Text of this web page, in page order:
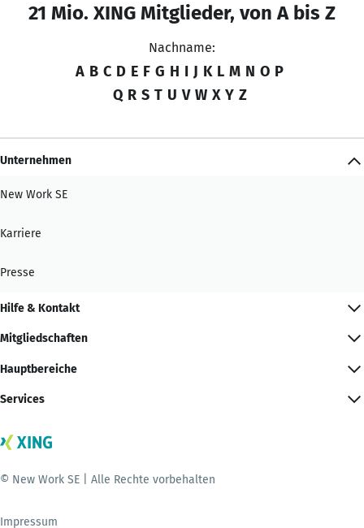
21 Mio. XING Mitglieder, von A bis Z
Nachname:
A B C D E F G H I J K L M N O P
Q R S T U V W X Y Z
Unternehmen
New Work SE
Karriere
Presse
Hilfe & Kontakt
Mitgliedschaften
Hauptbereiche
Services
© New Work SE | Alle Rechte vorbehalten
Impressum